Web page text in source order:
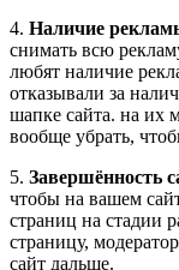
4. Наличие
снимать всю
любят наличие
отказывали за
шапке сайта. на их
вообще убрать,
5. Завершённость
чтобы на вашем
страниц на стадии
страницу,
сайт дальше.